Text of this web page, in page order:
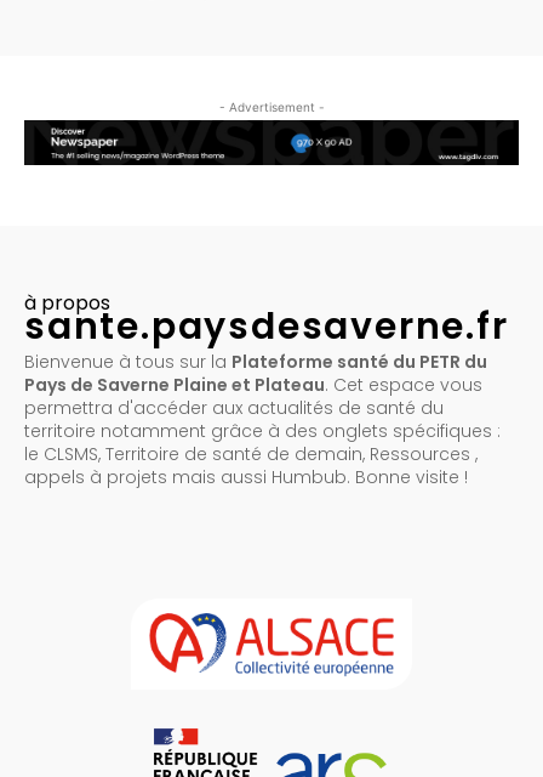
- Advertisement -
à propos
sante.paysdesaverne.fr
Bienvenue à tous sur la Plateforme santé du PETR du
Pays de Saverne Plaine et Plateau. Cet espace vous
permettra d'accéder aux actualités de santé du
territoire notamment grâce à des onglets spécifiques :
le CLSMS, Territoire de santé de demain, Ressources ,
appels à projets mais aussi Humbub. Bonne visite !